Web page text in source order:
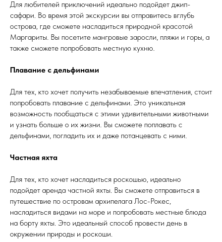
Для любителей приключений идеально подойдет джип-
сафари. Во время этой экскурсии вы отправитесь вглубь
острова, где сможете насладиться природной красотой
Маргариты. Вы посетите мангровые заросли, пляжи и горы, а
также сможете попробовать местную кухню.
Плавание с дельфинами
Для тех, кто хочет получить незабываемые впечатления, стоит
попробовать плавание с дельфинами. Это уникальная
возможность пообщаться с этими удивительными животными
и узнать больше о их жизни. Вы сможете поплавать с
дельфинами, погладить их и даже потанцевать с ними.
Частная яхта
Для тех, кто хочет насладиться роскошью, идеально
подойдет аренда частной яхты. Вы сможете отправиться в
путешествие по островам архипелага Лос-Рокес,
насладиться видами на море и попробовать местные блюда
на борту яхты. Это идеальный способ провести день в
окружении природы и роскоши.